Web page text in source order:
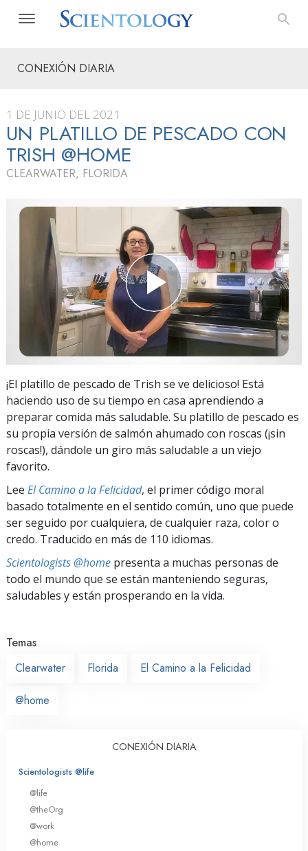
CONEXIÓN DIARIA
1 DE JUNIO DEL 2021
UN PLATILLO DE PESCADO CON
TRISH @HOME
CLEARWATER, FLORIDA
¡El platillo de pescado de Trish se ve delicioso! Está
haciendo uso de su tiempo en casa aprendiendo a
preparar comida más saludable. Su platillo de pescado es
su propia versión de salmón ahumado con roscas (¡sin
roscas!), dándole un giro más saludable a un viejo
favorito.
Lee El Camino a la Felicidad, el primer código moral
basado totalmente en el sentido común, uno que puede
ser seguido por cualquiera, de cualquier raza, color o
credo. Traducido en más de 110 idiomas.
Scientologists @home presenta a muchas personas de
todo el mundo que se están manteniendo seguras,
saludables y están prosperando en la vida.
Temas
Clearwater
Florida El Camino a la Felicidad
@home
CONEXIÓN DIARIA
Scientologists @life
@life
@theOrg
@work
@home